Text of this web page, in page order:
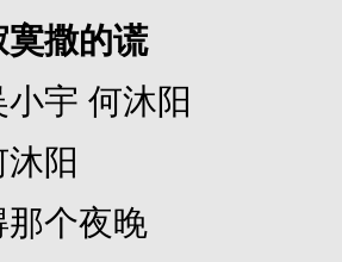
寞撒的谎
宇 何沐阳
阳
个夜晚